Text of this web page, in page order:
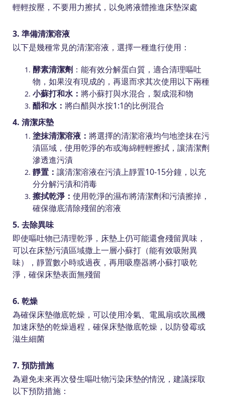
輕輕按壓，不要用力擦拭，以免將液體推進床墊深處
3. 準備清潔溶液
以下是幾種常見的清潔溶液，選擇一種進行使用：
酵素清潔劑 ：能有效分解蛋白質，適合清理嘔吐
物，如果沒有現成的，再退而求其次使用以下兩種
小蘇打和水： 將小蘇打與水混合，製成混和物
醋和水： 將白醋與水按1:1的比例混合
4. 清潔床墊
塗抹清潔溶液： 將選擇的清潔溶液均勻地塗抹在污
漬區域，使用乾淨的布或海綿輕輕擦拭，讓清潔劑
滲透進污漬
靜置： 讓清潔溶液在污漬上靜置10-15分鐘，以充
分分解污漬和消毒
擦拭乾淨： 使用乾淨的濕布將清潔劑和污漬擦掉，
確保徹底清除殘留的溶液
5. 去除異味
即使嘔吐物已清理乾淨，床墊上仍可能還會殘留異味，
可以在床墊污漬區域撒上一層小蘇打（能有效吸附異
味），靜置數小時或過夜，再用吸塵器將小蘇打吸乾
淨，確保床墊表面無殘留
6. 乾燥
為確保床墊徹底乾燥，可以使用冷氣、電風扇或吹風機
加速床墊的乾燥過程，確保床墊徹底乾燥，以防發霉或
滋生細菌
7. 預防措施
為避免未來再次發生嘔吐物污染床墊的情況，建議採取
以下預防措施：